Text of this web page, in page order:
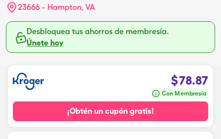
23666 - Hampton, VA
Desbloquea tus ahorros de membresía.
Únete hoy
$78.87
Con Membresía
¡Obtén un cupón gratis!